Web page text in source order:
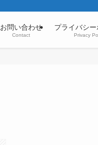
お問い合わせ
Contact
プライバシ
Privacy